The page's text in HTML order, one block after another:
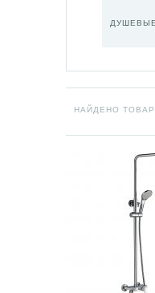
НАЙДЕНО